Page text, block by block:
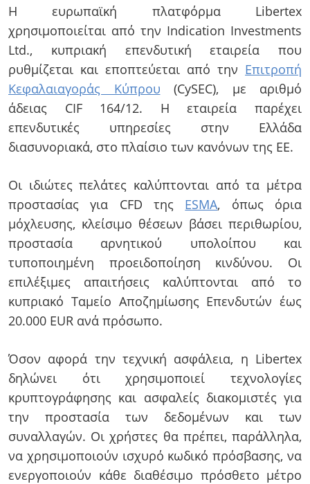
Η ευρωπαϊκή πλατφόρμα Libertex
χρησιμοποιείται από την Indication Investments
Ltd., κυπριακή επενδυτική εταιρεία που
ρυθμίζεται και εποπτεύεται από την Επιτροπή
Κεφαλαιαγοράς Κύπρου (CySEC), με αριθμό
άδειας CIF 164/12. Η εταιρεία παρέχει
επενδυτικές υπηρεσίες στην Ελλάδα
διασυνοριακά, στο πλαίσιο των κανόνων της ΕΕ.
Οι ιδιώτες πελάτες καλύπτονται από τα μέτρα
προστασίας για CFD της ESMA, όπως όρια
μόχλευσης, κλείσιμο θέσεων βάσει περιθωρίου,
προστασία αρνητικού υπολοίπου και
τυποποιημένη προειδοποίηση κινδύνου. Οι
επιλέξιμες απαιτήσεις καλύπτονται από το
κυπριακό Ταμείο Αποζημίωσης Επενδυτών έως
20.000 EUR ανά πρόσωπο.
Όσον αφορά την τεχνική ασφάλεια, η Libertex
δηλώνει ότι χρησιμοποιεί τεχνολογίες
κρυπτογράφησης και ασφαλείς διακομιστές για
την προστασία των δεδομένων και των
συναλλαγών. Οι χρήστες θα πρέπει, παράλληλα,
να χρησιμοποιούν ισχυρό κωδικό πρόσβασης, να
ενεργοποιούν κάθε διαθέσιμο πρόσθετο μέτρο